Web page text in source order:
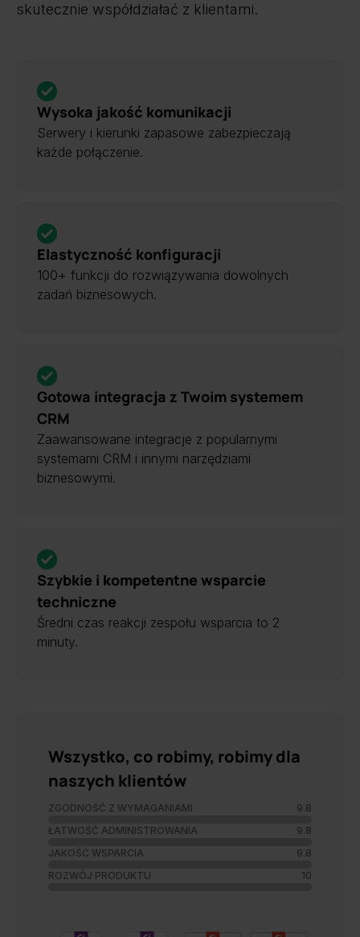
skutecznie współdziałać z klientami.
Wysoka jakość komunikacji
Serwery i kierunki zapasowe zabezpieczają
każde połączenie.
Elastyczność konfiguracji
100+ funkcji do rozwiązywania dowolnych
zadań biznesowych.
Gotowa integracja z Twoim systemem
CRM
Zaawansowane integracje z popularnymi
systemami CRM i innymi narzędziami
biznesowymi.
Szybkie i kompetentne wsparcie
techniczne
Średni czas reakcji zespołu wsparcia to 2
minuty.
Wszystko, co robimy, robimy dla
naszych klientów
ZGODNOŚĆ Z WYMAGANIAMI
9.8
ŁATWOŚĆ ADMINISTROWANIA
9.8
JAKOŚĆ WSPARCIA
9.8
ROZWÓJ PRODUKTU
10